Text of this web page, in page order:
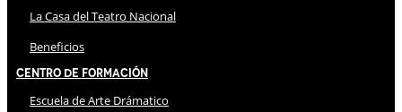
La Casa del Teatro Nacional
Beneficios
Centro de Formación
Escuela de Arte Drámatico